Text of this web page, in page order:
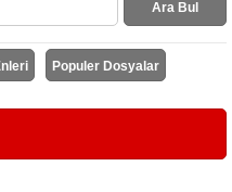
Ara Bul
Populer Dosyalar